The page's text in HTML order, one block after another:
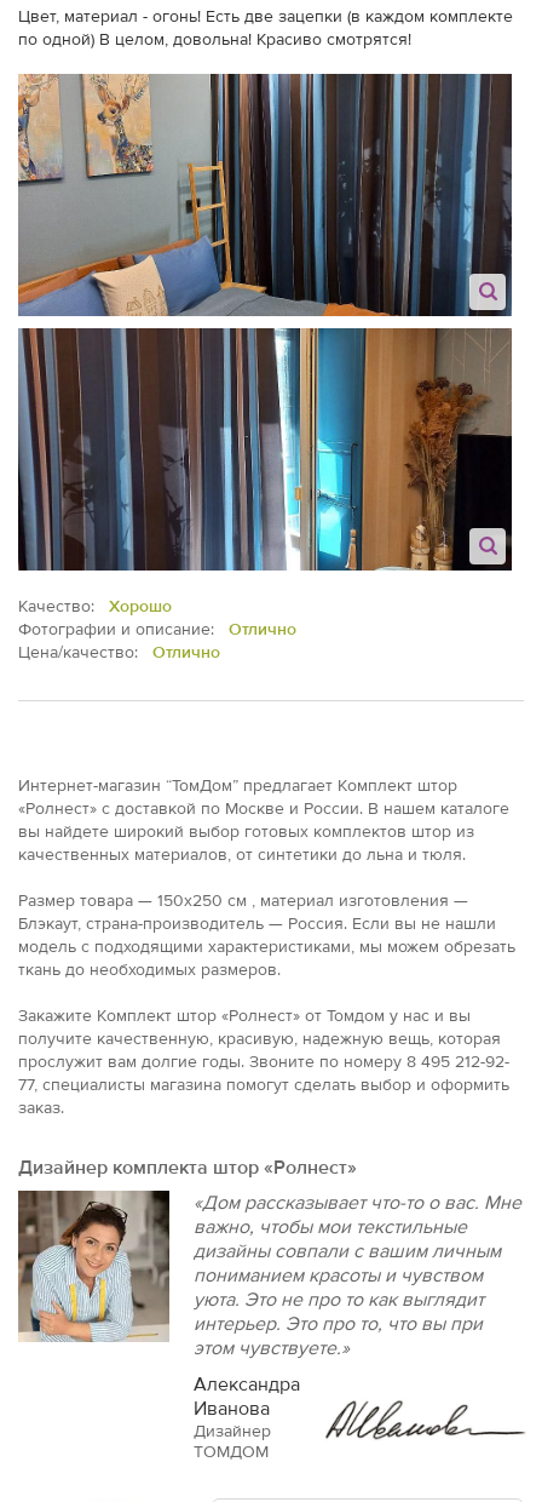
Цвет, материал - огонь! Есть две зацепки (в каждом комплекте
по одной) В целом, довольна! Красиво смотрятся!
Качество:
Хорошо
Фотографии и описание:
Отлично
Цена/качество:
Отлично
Интернет-магазин “ТомДом” предлагает Комплект штор
«Ролнест» с доставкой по Москве и России. В нашем каталоге
вы найдете широкий выбор готовых комплектов штор из
качественных материалов, от синтетики до льна и тюля.
Размер товара — 150x250 см , материал изготовления —
Блэкаут, страна-производитель — Россия. Если вы не нашли
модель с подходящими характеристиками, мы можем обрезать
ткань до необходимых размеров.
Закажите Комплект штор «Ролнест» от Томдом у нас и вы
получите качественную, красивую, надежную вещь, которая
прослужит вам долгие годы. Звоните по номеру 8 495 212-92-
77, специалисты магазина помогут сделать выбор и оформить
заказ.
Дизайнер комплекта штор «Ролнест»
«Дом рассказывает что-то о вас. Мне
важно, чтобы мои текстильные
дизайны совпали с вашим личным
пониманием красоты и чувством
уюта. Это не про то как выглядит
интерьер. Это про то, что вы при
этом чувствуете.»
Александра
Иванова
Дизайнер
ТОМДОМ